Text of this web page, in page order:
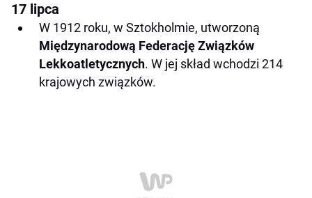
17 lipca
W 1912 roku, w Sztokholmie, utworzoną
Międzynarodową Federację Związków
Lekkoatletycznych. W jej skład wchodzi 214
krajowych związków.